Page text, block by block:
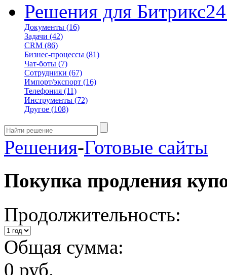
Решения для Битрикс24
Документы (16)
Задачи (42)
CRM (86)
Бизнес-процессы (81)
Чат-боты (7)
Сотрудники (67)
Импорт/экспорт (16)
Телефония (11)
Инструменты (72)
Другое (108)
Решения-Готовые сайты
Покупка продления
Продолжительность:
Общая сумма:
0 руб.